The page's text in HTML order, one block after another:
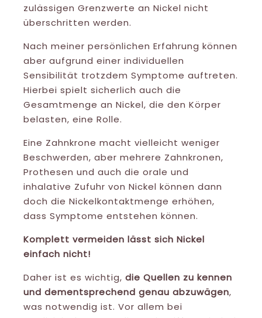
zulässigen Grenzwerte an Nickel nicht
überschritten werden.
Nach meiner persönlichen Erfahrung können
aber aufgrund einer individuellen
Sensibilität trotzdem Symptome auftreten.
Hierbei spielt sicherlich auch die
Gesamtmenge an Nickel, die den Körper
belasten, eine Rolle.
Eine Zahnkrone macht vielleicht weniger
Beschwerden, aber mehrere Zahnkronen,
Prothesen und auch die orale und
inhalative Zufuhr von Nickel können dann
doch die Nickelkontaktmenge erhöhen,
dass Symptome entstehen können.
Komplett vermeiden lässt sich Nickel
einfach nicht!
Daher ist es wichtig, die Quellen zu kennen
und dementsprechend genau abzuwägen,
was notwendig ist. Vor allem bei